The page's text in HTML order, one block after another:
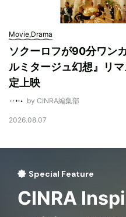
Movie,Drama
ソクーロフが90分ワン
ルミタージュ幻想』リ
定上映
by CINRA編集部
2026.08.07
Special Feature
CINRA